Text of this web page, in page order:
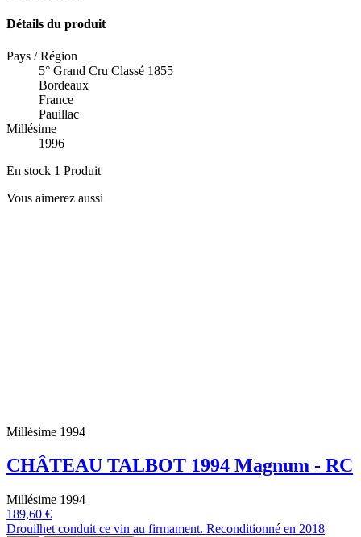
Détails du produit
Pays / Région
5° Grand Cru Classé 1855
Bordeaux
France
Pauillac
Millésime
1996
En stock 1 Produit
Vous aimerez aussi
Millésime 1994
CHÂTEAU TALBOT 1994 Magnum - RC
Millésime 1994
189,60 €
Drouilhet conduit ce vin au firmament. Reconditionné en 2018